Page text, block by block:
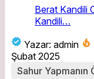
Berat Kandili
Kandili…
Yazar: admin
Şubat 2025
Sahur Yapmanın